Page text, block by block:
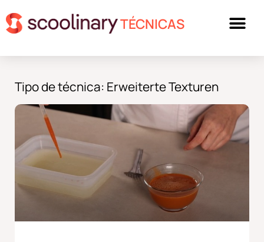
TÉCNICAS
Tipo de técnica: Erweiterte Texturen